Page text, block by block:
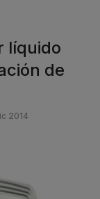
líquido
de
2014